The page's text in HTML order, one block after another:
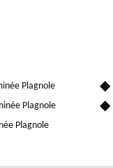
Plagnole
Plagnole
Plagnole